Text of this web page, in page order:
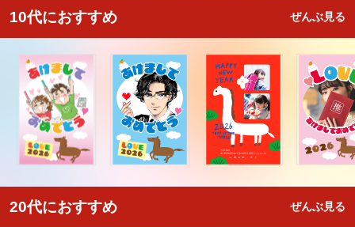
10代におすすめ ぜんぶ見る
20代におすすめ ぜんぶ見る